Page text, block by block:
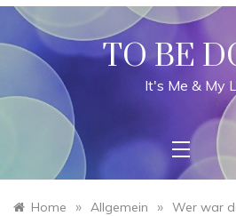
Skip
content
TO BE
It's Me & My
Home » Allgemein » Wer war